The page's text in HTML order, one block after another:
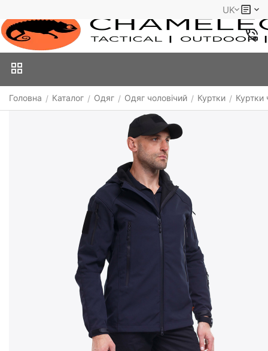
UK
Головна / Каталог / Одяг / Одяг чоловічий / Куртки / Куртки